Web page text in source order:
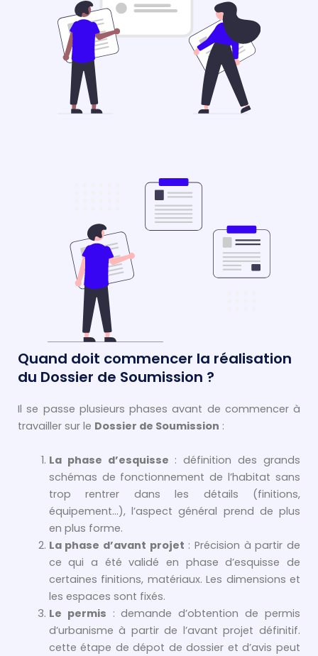
Quand doit commencer la réalisation
du Dossier de Soumission ?
Il se passe plusieurs phases avant de commencer à
travailler sur le Dossier de Soumission :
La phase d’esquisse : définition des grands
schémas de fonctionnement de l’habitat sans
trop rentrer dans les détails (finitions,
équipement…), l’aspect général prend de plus
en plus forme.
La phase d’avant projet : Précision à partir de
ce qui a été validé en phase d’esquisse de
certaines finitions, matériaux. Les dimensions et
les espaces sont fixés.
Le permis : demande d’obtention de permis
d’urbanisme à partir de l’avant projet définitif.
cette étape de dépot de dossier et d’avis peut